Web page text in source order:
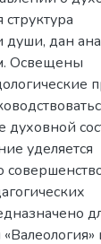
структура
души, дан
Освещены
духовной
уделяется